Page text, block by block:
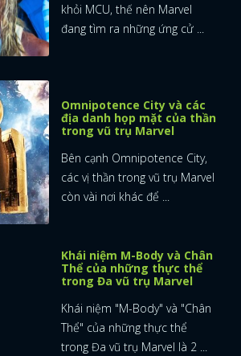
khỏi MCU, thế nên Marvel
đang tìm ra những ứng cử ...
Omnipotence City và các
địa danh họp mặt của thần
trong vũ trụ Marvel
Bên cạnh Omnipotence City,
các vị thần trong vũ trụ Marvel
còn vài nơi khác để ...
Khái niệm M-Body và Chân
Thể của những thực thể
trong Đa vũ trụ Marvel
Khái niệm "M-Body" và "Chân
Thể" của những thực thể
trong Đa vũ trụ Marvel là 2 ...